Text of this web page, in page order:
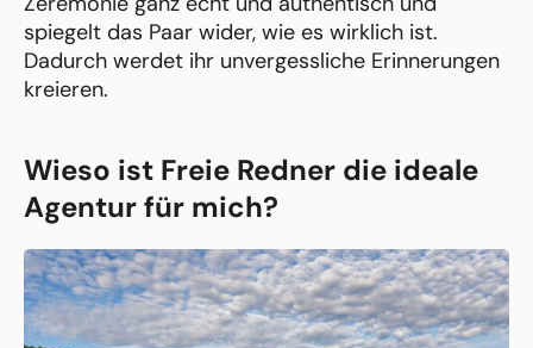
spiegelt das Paar wider, wie es wirklich ist.
Dadurch werdet ihr unvergessliche Erinnerungen
kreieren.
Wieso ist Freie Redner die ideale
Agentur für mich?